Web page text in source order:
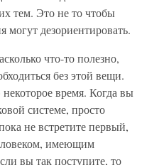
тем. Это не то чтобы
могут дезориентировать.
что-то полезно,
без этой вещи.
время. Когда вы
системе, просто
не встретите первый,
имеющим
вы так поступите, то